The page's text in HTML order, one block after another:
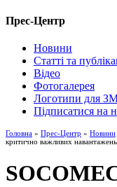
Прес-Центр
Новини
Статті та
Відео
Фотогалерея
Логотипи для
Підписатися на
Головна » Прес-Центр » Новини
критично важливих навантажень